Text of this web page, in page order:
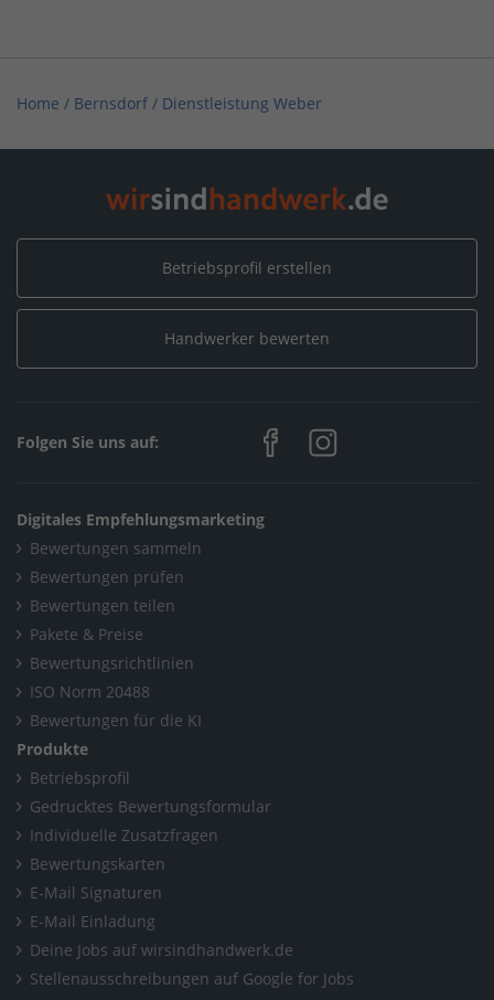
Home / Bernsdorf / Dienstleistung Weber
Betriebsprofil erstellen
Handwerker bewerten
Folgen Sie uns auf:
Digitales Empfehlungsmarketing
Bewertungen sammeln
Bewertungen prüfen
Bewertungen teilen
Pakete & Preise
Bewertungsrichtlinien
ISO Norm 20488
Bewertungen für die KI
Produkte
Betriebsprofil
Gedrucktes Bewertungsformular
Individuelle Zusatzfragen
Bewertungskarten
E-Mail Signaturen
E-Mail Einladung
Deine Jobs auf wirsindhandwerk.de
Stellenausschreibungen auf Google for Jobs